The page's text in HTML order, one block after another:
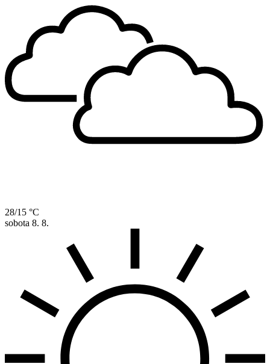
28/15 °C
sobota 8. 8.